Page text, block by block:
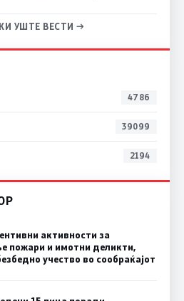
УШТЕ ВЕСТИ →
4786
39099
2194
активности за
пожари и имотни деликти,
учество во сообраќајот